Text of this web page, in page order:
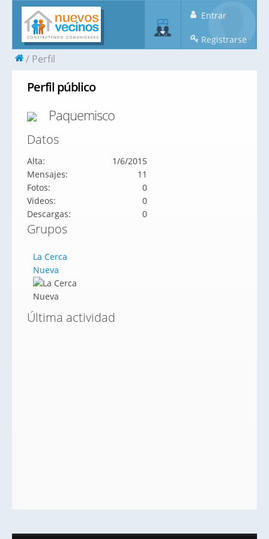
Entrar
Registrarse
Perfil
Perfil público
Paquemisco
Datos
Alta:
1/6/2015
Mensajes:
11
Fotos:
0
Videos:
0
Descargas:
0
Grupos
La Cerca
Nueva
Última actividad